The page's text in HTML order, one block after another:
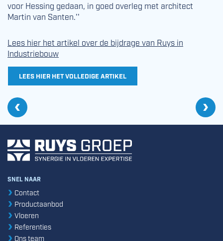
voor Hessing gedaan, in goed overleg met architect
Martin van Santen.''
Lees hier het artikel over de bijdrage van Ruys in
Industriebouw
LEES HIER HET VOLLEDIGE ARTIKEL
SNEL NAAR
Contact
Productaanbod
Vloeren
Referenties
Ons team